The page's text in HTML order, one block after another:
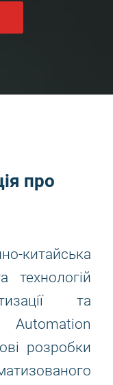
про
китайська
технологій
та
розробки